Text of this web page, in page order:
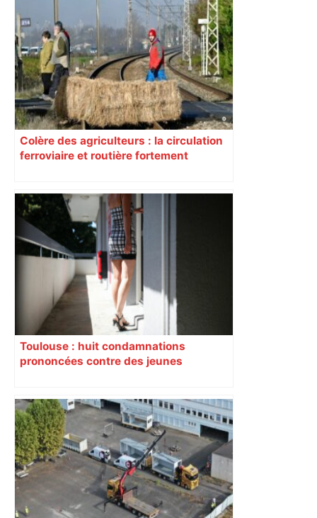
Colère des agriculteurs : la circulation
ferroviaire et routière fortement
Toulouse : huit condamnations
prononcées contre des jeunes